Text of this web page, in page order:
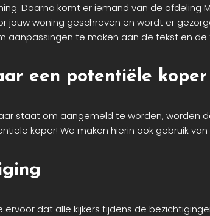
Daarna komt er iemand van de
jouw woning geschreven en wordt er
aanpassingen te maken aan de tekst en de
een potentiële koper
staat om aangemeld te worden, worden
koper! We maken hierin ook gebruik
ervoor dat alle kijkers tijdens de